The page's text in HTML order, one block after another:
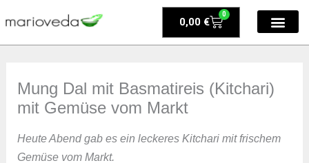
Inhalt
springen
0,00 €
0
Warenkorb
Mung Dal mit Basmatireis (Kitchari)
mit Gemüse vom Markt
Heute Abend gab es ein leckeres Kitchari mit frischem
Gemüse vom Markt.